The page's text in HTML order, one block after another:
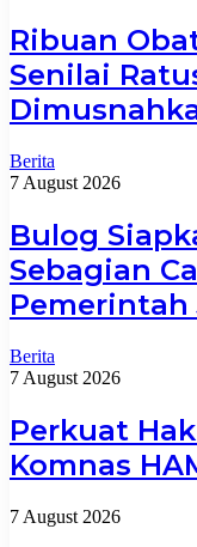
Ribuan
Senilai
Berita
7 August 2026
Bulog
Sebagian
Pemerintah
Berita
7 August 2026
Perkuat
Komnas
7 August 2026